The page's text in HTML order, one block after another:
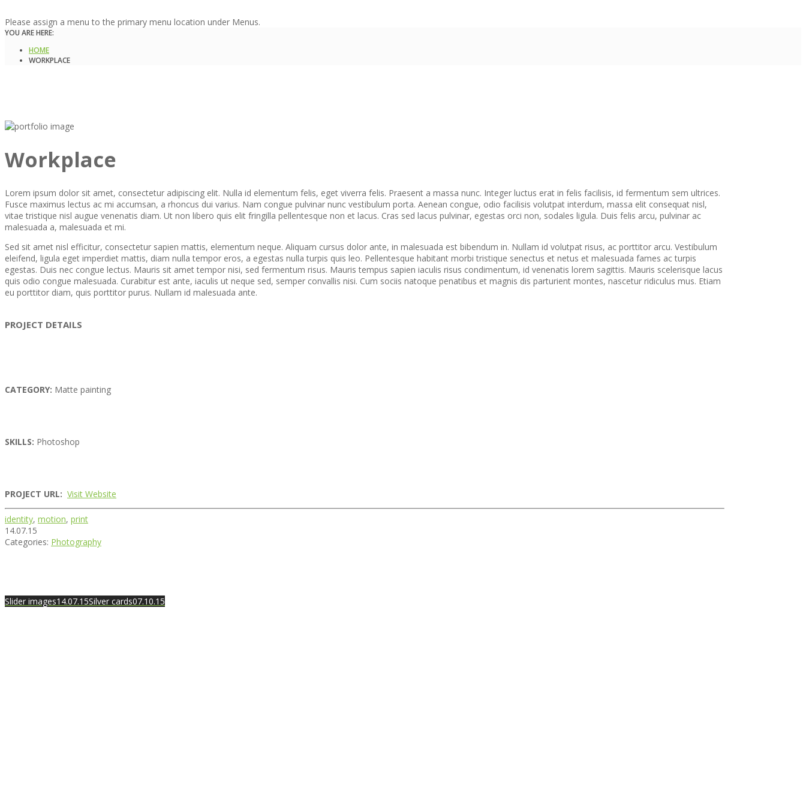
Please assign a menu to the primary menu location under Menus.
YOU ARE HERE:
HOME
WORKPLACE
Workplace
Lorem ipsum dolor sit amet, consectetur adipiscing elit. Nulla id elementum felis, eget viverra felis. Praesent a massa nunc. Integer luctus erat in felis facilisis, id fermentum sem ultrices.
Fusce maximus lectus ac mi accumsan, a rhoncus dui varius. Nam congue pulvinar nunc vestibulum porta. Aenean congue, odio facilisis volutpat interdum, massa elit consequat nisl,
vitae tristique nisl augue venenatis diam. Ut non libero quis elit fringilla pellentesque non et lacus. Cras sed lacus pulvinar, egestas orci non, sodales ligula. Duis felis arcu, pulvinar ac
malesuada a, malesuada et mi.
Sed sit amet nisl efficitur, consectetur sapien mattis, elementum neque. Aliquam cursus dolor ante, in malesuada est bibendum in. Nullam id volutpat risus, ac porttitor arcu. Vestibulum
eleifend, ligula eget imperdiet mattis, diam nulla tempor eros, a egestas nulla turpis quis leo. Pellentesque habitant morbi tristique senectus et netus et malesuada fames ac turpis
egestas. Duis nec congue lectus. Mauris sit amet tempor nisi, sed fermentum risus. Mauris tempus sapien iaculis risus condimentum, id venenatis lorem sagittis. Mauris scelerisque lacus
quis odio congue malesuada. Curabitur est ante, iaculis ut neque sed, semper convallis nisi. Cum sociis natoque penatibus et magnis dis parturient montes, nascetur ridiculus mus. Etiam
eu porttitor diam, quis porttitor purus. Nullam id malesuada ante.
PROJECT DETAILS
CATEGORY: Matte painting
SKILLS: Photoshop
PROJECT URL: Visit Website
identity, motion, print
14.07.15
Categories: Photography
Slider images14.07.15Silver cards07.10.15